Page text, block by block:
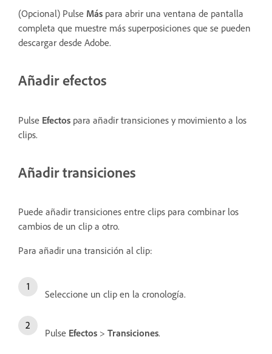
(Opcional) Pulse Más para abrir una ventana de pantalla
completa que muestre más superposiciones que se pueden
descargar desde Adobe.
Añadir efectos
Pulse Efectos para añadir transiciones y movimiento a los
clips.
Añadir transiciones
Puede añadir transiciones entre clips para combinar los
cambios de un clip a otro.
Para añadir una transición al clip:
Seleccione un clip en la cronología.
Pulse Efectos > Transiciones.